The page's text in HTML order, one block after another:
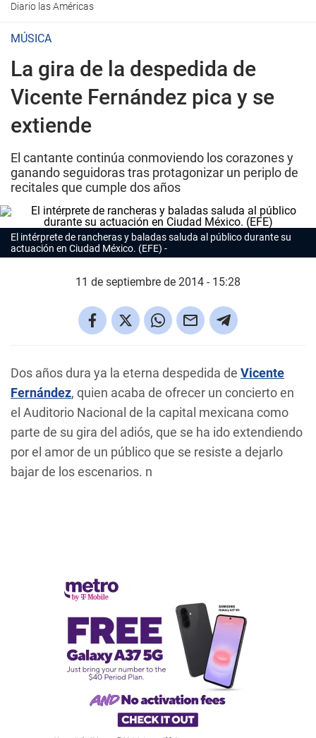
Diario las Américas
MÚSICA
La gira de la despedida de
Vicente Fernández pica y se
extiende
El cantante continúa conmoviendo los corazones y
ganando seguidoras tras protagonizar un periplo de
recitales que cumple dos años
El intérprete de rancheras y baladas saluda al público durante su
actuación en Ciudad México. (EFE)
11 de septiembre de 2014 - 15:28
Dos años dura ya la eterna despedida de Vicente
Fernández, quien acaba de ofrecer un concierto en
el Auditorio Nacional de la capital mexicana como
parte de su gira del adiós, que se ha ido extendiendo
por el amor de un público que se resiste a dejarlo
bajar de los escenarios. n